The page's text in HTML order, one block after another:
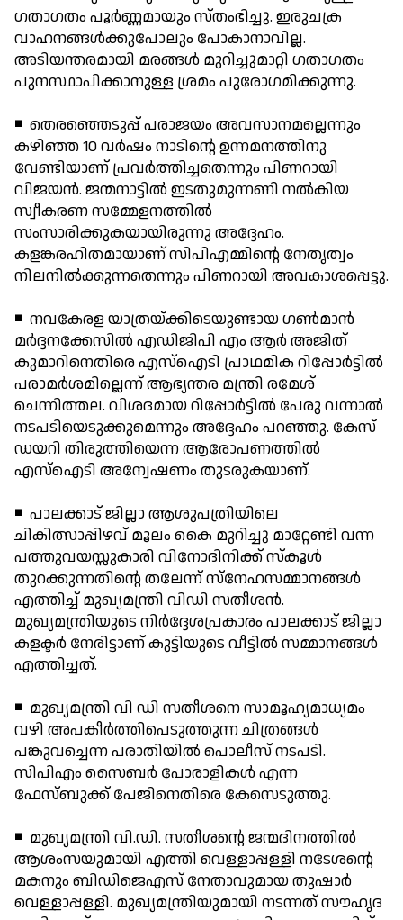
ഗതാഗതം പൂര്‍ണ്ണമായും സ്തംഭിച്ചു. ഇരുചക്ര
വാഹനങ്ങള്‍ക്കുപോലും പോകാനാവില്ല.
അടിയന്തരമായി മരങ്ങള്‍ മുറിച്ചുമാറ്റി ഗതാഗതം
പുനസ്ഥാപിക്കാനുള്ള ശ്രമം പുരോഗമിക്കുന്നു.
◾ തെരഞ്ഞെടുപ്പ് പരാജയം അവസാനമല്ലെന്നും
കഴിഞ്ഞ 10 വര്‍ഷം നാടിന്റെ ഉന്നമനത്തിനു
വേണ്ടിയാണ് പ്രവര്‍ത്തിച്ചതെന്നും പിണറായി
വിജയന്‍. ജന്മനാട്ടില്‍ ഇടതുമുന്നണി നല്‍കിയ
സ്വീകരണ സമ്മേളനത്തില്‍
സംസാരിക്കുകയായിരുന്നു അദ്ദേഹം.
കളങ്കരഹിതമായാണ് സിപിഎമ്മിന്റെ നേതൃത്വം
നിലനില്‍ക്കുന്നതെന്നും പിണറായി അവകാശപ്പെട്ടു.
◾ നവകേരള യാത്രയ്ക്കിടെയുണ്ടായ ഗണ്‍മാന്‍
മര്‍ദ്ദനക്കേസില്‍ എഡിജിപി എം ആര്‍ അജിത്
കുമാറിനെതിരെ എസ്ഐടി പ്രാഥമിക റിപ്പോര്‍ട്ടില്‍
പരാമര്‍ശമില്ലെന്ന് ആഭ്യന്തര മന്ത്രി രമേശ്
ചെന്നിത്തല. വിശദമായ റിപ്പോര്‍ട്ടില്‍ പേരു വന്നാല്‍
നടപടിയെടുക്കുമെന്നും അദ്ദേഹം പറഞ്ഞു. കേസ്
ഡയറി തിരുത്തിയെന്ന ആരോപണത്തില്‍
എസ്ഐടി അന്വേഷണം തുടരുകയാണ്.
◾ പാലക്കാട് ജില്ലാ ആശുപത്രിയിലെ
ചികിത്സാപ്പിഴവ് മൂലം കൈ മുറിച്ചു മാറ്റേണ്ടി വന്ന
പത്തുവയസ്സുകാരി വിനോദിനിക്ക് സ്‌കൂള്‍
തുറക്കുന്നതിന്റെ തലേന്ന് സ്നേഹസമ്മാനങ്ങള്‍
എത്തിച്ച് മുഖ്യമന്ത്രി വിഡി സതീശന്‍.
മുഖ്യമന്ത്രിയുടെ നിര്‍ദ്ദേശപ്രകാരം പാലക്കാട് ജില്ലാ
കളക്ടര്‍ നേരിട്ടാണ് കുട്ടിയുടെ വീട്ടില്‍ സമ്മാനങ്ങള്‍
എത്തിച്ചത്.
◾ മുഖ്യമന്ത്രി വി ഡി സതീശനെ സാമൂഹ്യമാധ്യമം
വഴി അപകീര്‍ത്തിപെടുത്തുന്ന ചിത്രങ്ങള്‍
പങ്കുവച്ചെന്ന പരാതിയില്‍ പൊലീസ് നടപടി.
സിപിഎം സൈബര്‍ പോരാളികള്‍ എന്ന
ഫേസ്ബുക്ക് പേജിനെതിരെ കേസെടുത്തു.
◾ മുഖ്യമന്ത്രി വി.ഡി. സതീശന്റെ ജന്മദിനത്തില്‍
ആശംസയുമായി എത്തി വെള്ളാപ്പള്ളി നടേശന്റെ
മകനും ബിഡിജെഎസ് നേതാവുമായ തുഷാര്‍
വെള്ളാപ്പള്ളി. മുഖ്യമന്ത്രിയുമായി നടന്നത് സൗഹൃദ